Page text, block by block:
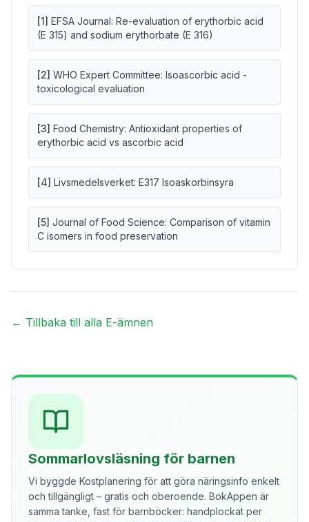
[1] EFSA Journal: Re-evaluation of erythorbic acid
(E 315) and sodium erythorbate (E 316)
[2] WHO Expert Committee: Isoascorbic acid -
toxicological evaluation
[3] Food Chemistry: Antioxidant properties of
erythorbic acid vs ascorbic acid
[4] Livsmedelsverket: E317 Isoaskorbinsyra
[5] Journal of Food Science: Comparison of vitamin
C isomers in food preservation
← Tillbaka till alla E-ämnen
Sommarlovsläsning för barnen
Vi byggde Kostplanering för att göra näringsinfo enkelt
och tillgängligt – gratis och oberoende. BokAppen är
samma tanke, fast för barnböcker: handplockat per